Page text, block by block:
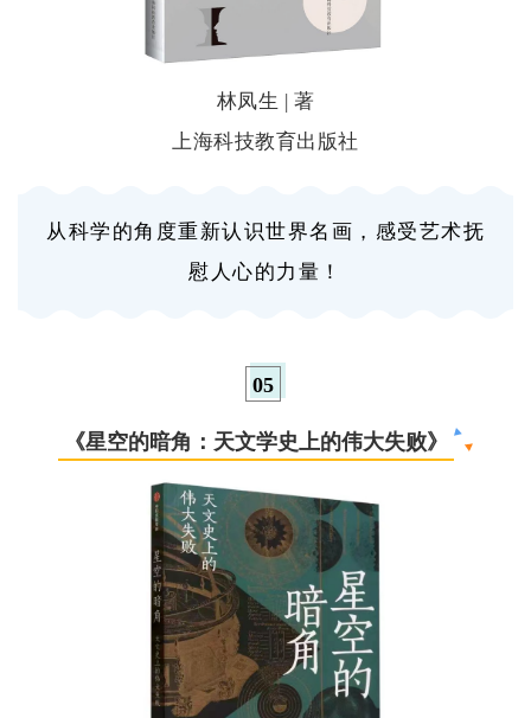
林凤生 | 著
上海科技教育出版社
从科学的角度重新认识世界名画，感受艺术抚
慰人心的力量！
05
《星空的暗角：天文学史上的伟大失败》